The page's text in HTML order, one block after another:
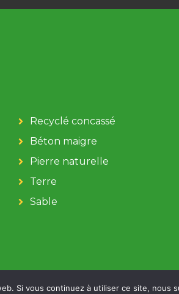
Recyclé concassé
Béton maigre
Pierre naturelle
Terre
Sable
Website proudly
Si vous continuez à utiliser ce site, nous